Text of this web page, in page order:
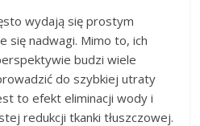
wydają się prostym
się nadwagi. Mimo to, ich
budzi wiele
do szybkiej utraty
to efekt eliminacji wody i
redukcji tkanki tłuszczowej.